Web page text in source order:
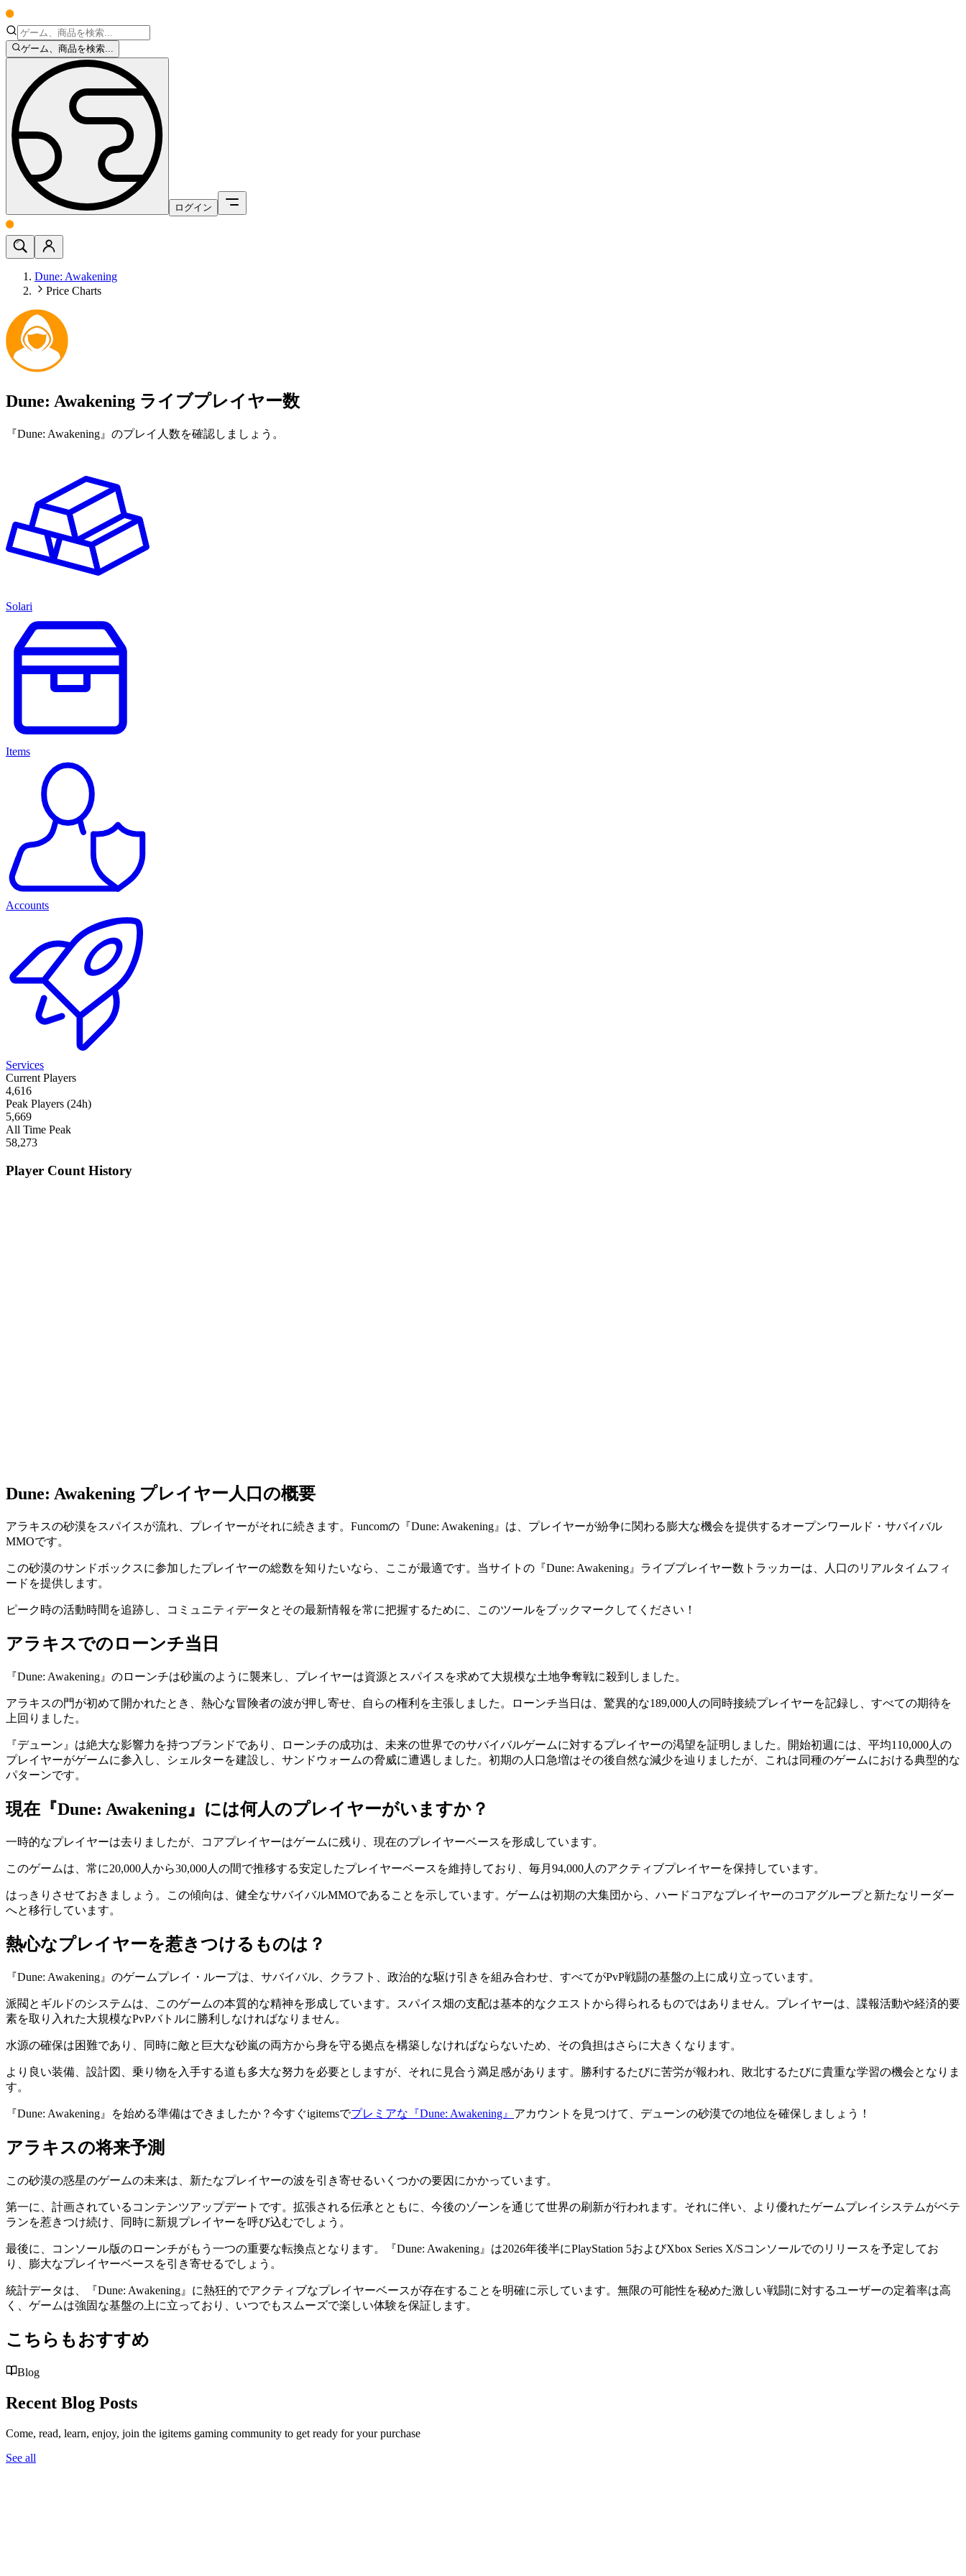
ゲーム、商品を検索...
ログイン
Dune: Awakening
Price Charts
Dune: Awakening ライブプレイヤー数
『Dune: Awakening』のプレイ人数を確認しましょう。
Solari
Items
Accounts
Services
Current Players
4,616
Peak Players (24h)
5,669
All Time Peak
58,273
Player Count History
Dune: Awakening プレイヤー人口の概要
アラキスの砂漠をスパイスが流れ、プレイヤーがそれに続きます。Funcomの『Dune: Awakening』は、プレイヤーが紛争に関わる膨大な機会を提供するオープンワールド・サバイバル
MMOです。
この砂漠のサンドボックスに参加したプレイヤーの総数を知りたいなら、ここが最適です。当サイトの『Dune: Awakening』ライブプレイヤー数トラッカーは、人口のリアルタイムフィ
ードを提供します。
ピーク時の活動時間を追跡し、コミュニティデータとその最新情報を常に把握するために、このツールをブックマークしてください！
アラキスでのローンチ当日
『Dune: Awakening』のローンチは砂嵐のように襲来し、プレイヤーは資源とスパイスを求めて大規模な土地争奪戦に殺到しました。
アラキスの門が初めて開かれたとき、熱心な冒険者の波が押し寄せ、自らの権利を主張しました。ローンチ当日は、驚異的な189,000人の同時接続プレイヤーを記録し、すべての期待を
上回りました。
『デューン』は絶大な影響力を持つブランドであり、ローンチの成功は、未来の世界でのサバイバルゲームに対するプレイヤーの渇望を証明しました。開始初週には、平均110,000人の
プレイヤーがゲームに参入し、シェルターを建設し、サンドウォームの脅威に遭遇しました。初期の人口急増はその後自然な減少を辿りましたが、これは同種のゲームにおける典型的な
パターンです。
現在『Dune: Awakening』には何人のプレイヤーがいますか？
一時的なプレイヤーは去りましたが、コアプレイヤーはゲームに残り、現在のプレイヤーベースを形成しています。
このゲームは、常に20,000人から30,000人の間で推移する安定したプレイヤーベースを維持しており、毎月94,000人のアクティブプレイヤーを保持しています。
はっきりさせておきましょう。この傾向は、健全なサバイバルMMOであることを示しています。ゲームは初期の大集団から、ハードコアなプレイヤーのコアグループと新たなリーダー
へと移行しています。
熱心なプレイヤーを惹きつけるものは？
『Dune: Awakening』のゲームプレイ・ループは、サバイバル、クラフト、政治的な駆け引きを組み合わせ、すべてがPvP戦闘の基盤の上に成り立っています。
派閥とギルドのシステムは、このゲームの本質的な精神を形成しています。スパイス畑の支配は基本的なクエストから得られるものではありません。プレイヤーは、諜報活動や経済的要
素を取り入れた大規模なPvPバトルに勝利しなければなりません。
水源の確保は困難であり、同時に敵と巨大な砂嵐の両方から身を守る拠点を構築しなければならないため、その負担はさらに大きくなります。
より良い装備、設計図、乗り物を入手する道も多大な努力を必要としますが、それに見合う満足感があります。勝利するたびに苦労が報われ、敗北するたびに貴重な学習の機会となりま
す。
『Dune: Awakening』を始める準備はできましたか？今すぐigitemsでプレミアな『Dune: Awakening』 アカウントを見つけて、デューンの砂漠での地位を確保しましょう！
アラキスの将来予測
この砂漠の惑星のゲームの未来は、新たなプレイヤーの波を引き寄せるいくつかの要因にかかっています。
第一に、計画されているコンテンツアップデートです。拡張される伝承とともに、今後のゾーンを通じて世界の刷新が行われます。それに伴い、より優れたゲームプレイシステムがベテ
ランを惹きつけ続け、同時に新規プレイヤーを呼び込むでしょう。
最後に、コンソール版のローンチがもう一つの重要な転換点となります。『Dune: Awakening』は2026年後半にPlayStation 5およびXbox Series X/Sコンソールでのリリースを予定してお
り、膨大なプレイヤーベースを引き寄せるでしょう。
統計データは、『Dune: Awakening』に熱狂的でアクティブなプレイヤーベースが存在することを明確に示しています。無限の可能性を秘めた激しい戦闘に対するユーザーの定着率は高
く、ゲームは強固な基盤の上に立っており、いつでもスムーズで楽しい体験を保証します。
こちらもおすすめ
Blog
Recent Blog Posts
Come, read, learn, enjoy, join the igitems gaming community to get ready for your purchase
See all